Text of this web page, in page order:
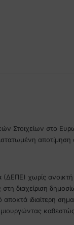
Στοιχείων στο
αποτίμηση
χωρίς ανοικτή
στη διαχείριση
ιδιαίτερη